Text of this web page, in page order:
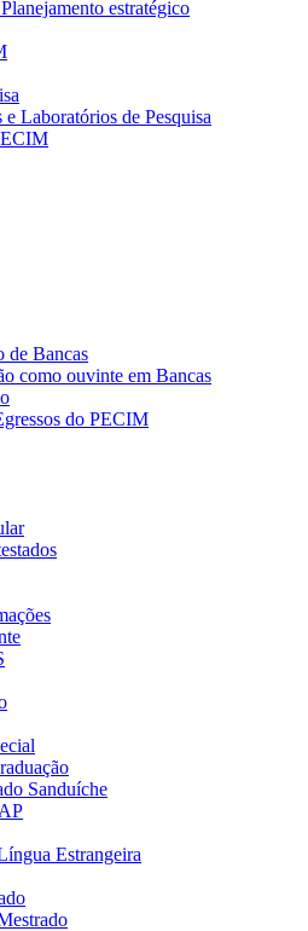
estratégico
Laboratórios de Pesquisa
de Bancas
como ouvinte em Bancas
do PECIM
Sanduíche
Estrangeira